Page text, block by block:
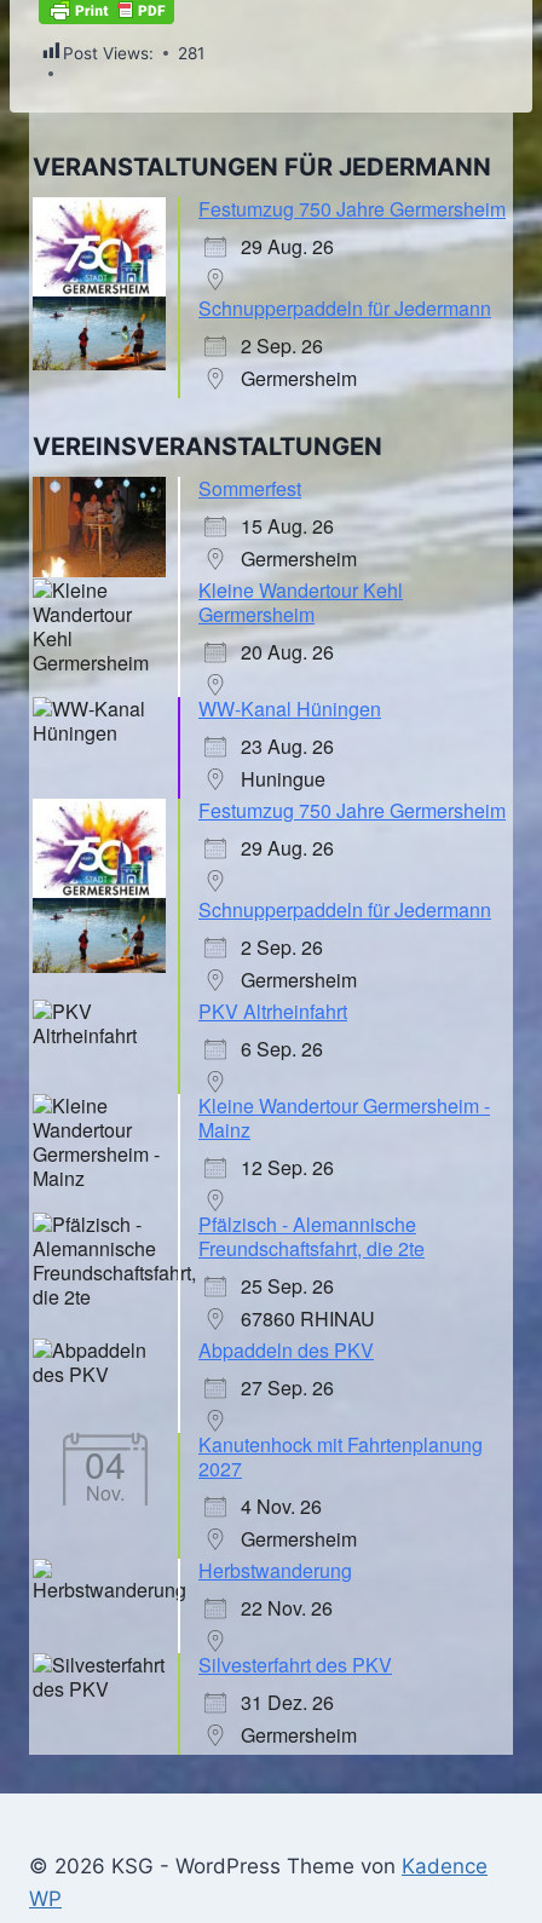
Post Views: 281
VERANSTALTUNGEN FÜR JEDERMANN
Festumzug 750 Jahre Germersheim
29 Aug. 26
Schnupperpaddeln für Jedermann
2 Sep. 26
Germersheim
VEREINSVERANSTALTUNGEN
Sommerfest
15 Aug. 26
Germersheim
Kleine Wandertour Kehl
Germersheim
20 Aug. 26
WW-Kanal Hüningen
23 Aug. 26
Huningue
Festumzug 750 Jahre Germersheim
29 Aug. 26
Schnupperpaddeln für Jedermann
2 Sep. 26
Germersheim
PKV Altrheinfahrt
6 Sep. 26
Kleine Wandertour Germersheim -
Mainz
12 Sep. 26
Pfälzisch - Alemannische
Freundschaftsfahrt, die 2te
25 Sep. 26
67860 RHINAU
Abpaddeln des PKV
27 Sep. 26
04
Nov.
Kanutenhock mit Fahrtenplanung
2027
4 Nov. 26
Germersheim
Herbstwanderung
22 Nov. 26
Silvesterfahrt des PKV
31 Dez. 26
Germersheim
© 2026 KSG - WordPress Theme von Kadence
WP